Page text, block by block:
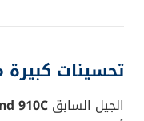
الأثر المحتمل
بمليارات